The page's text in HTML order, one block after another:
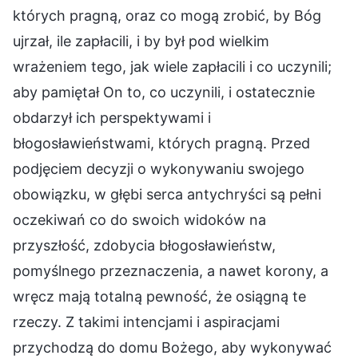
których pragną, oraz co mogą zrobić, by Bóg
ujrzał, ile zapłacili, i by był pod wielkim
wrażeniem tego, jak wiele zapłacili i co uczynili;
aby pamiętał On to, co uczynili, i ostatecznie
obdarzył ich perspektywami i
błogosławieństwami, których pragną. Przed
podjęciem decyzji o wykonywaniu swojego
obowiązku, w głębi serca antychryści są pełni
oczekiwań co do swoich widoków na
przyszłość, zdobycia błogosławieństw,
pomyślnego przeznaczenia, a nawet korony, a
wręcz mają totalną pewność, że osiągną te
rzeczy. Z takimi intencjami i aspiracjami
przychodzą do domu Bożego, aby wykonywać